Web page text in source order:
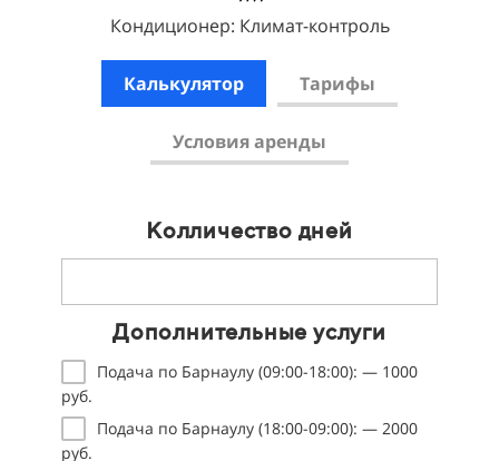
Кондиционер: Климат-контроль
Калькулятор Тарифы
Условия аренды
Колличество дней
Дополнительные услуги
Подача по Барнаулу (09:00-18:00): — 1000
руб.
Подача по Барнаулу (18:00-09:00): — 2000
руб.
Залог
10000 р
Сутки
3700 р
2 - 7 дней
3500 руб.\сутки
16 - 29 дней
Возраст от 22 лет
Общий стаж вождения не менее 3 лет
Необходимые документы
- Паспорт
- Водительское удостоверение